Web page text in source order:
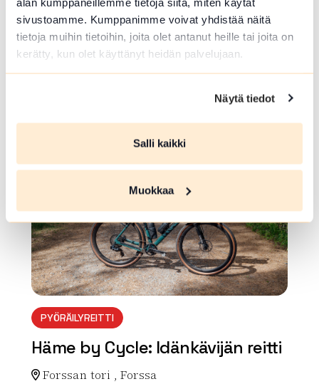
sivustoamme. Kumppanimme voivat yhdistää näitä
tietoja muihin tietoihin, joita olet antanut heille tai joita on
kerätty, kun olet käyttänyt heidän palvelujaan.
Näytä tiedot
Salli kaikki
Muokkaa
Lisää luontokohteita
array(0) { }
PYÖRÄILYREITTI
Häme by Cycle: Idänkävijän reitti
Forssan tori , Forssa